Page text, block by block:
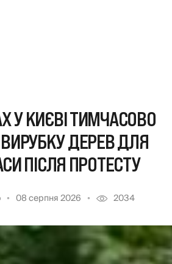
У КИЄВІ ТИМЧАСОВО
ДЕРЕВ ДЛЯ
ПІСЛЯ ПРОТЕСТУ
08 серпня 2026 2034